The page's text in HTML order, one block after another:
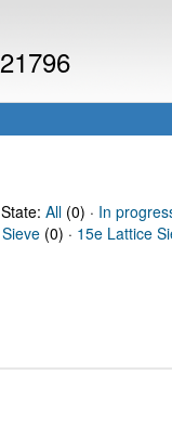
State: All(0) · In
(0) · 15e Lattice